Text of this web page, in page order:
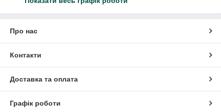
Про нас
Контакти
Доставка та оплата
Графік роботи